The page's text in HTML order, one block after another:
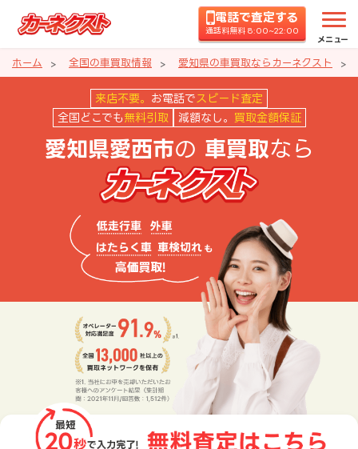
電話で査定する
通話料無料 8:00~22:00
メニュー
ホーム 全国の車買取情報 愛知県の車買取ならカーネクスト
愛知県愛西市の車買取ならカー
来店不要。 お電話で スピード査定
全国どこでも 無料引取 減額なし。 買取金額保証
愛知県愛西市の 車買取なら